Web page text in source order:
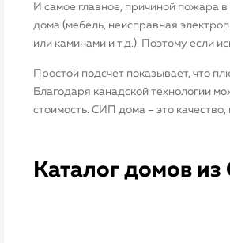
И самое главное, причиной пожара
дома (мебель, неисправная
или каминами и т.д.). Поэтому если
Простой подсчет показывает, что
Благодаря канадской технологии
стоимость. СИП дома – это
Каталог домов